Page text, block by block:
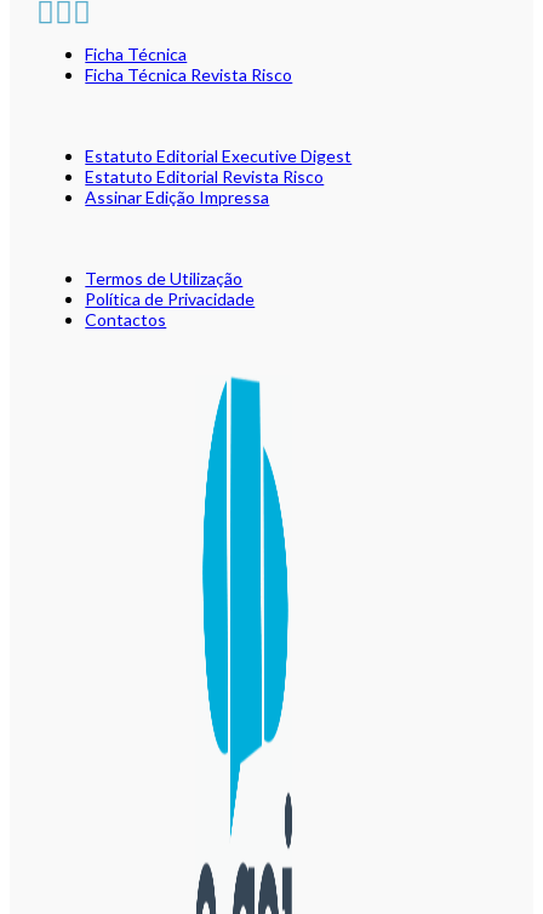
Ficha Técnica
Ficha Técnica Revista Risco
Estatuto Editorial Executive Digest
Estatuto Editorial Revista Risco
Assinar Edição Impressa
Termos de Utilização
Política de Privacidade
Contactos